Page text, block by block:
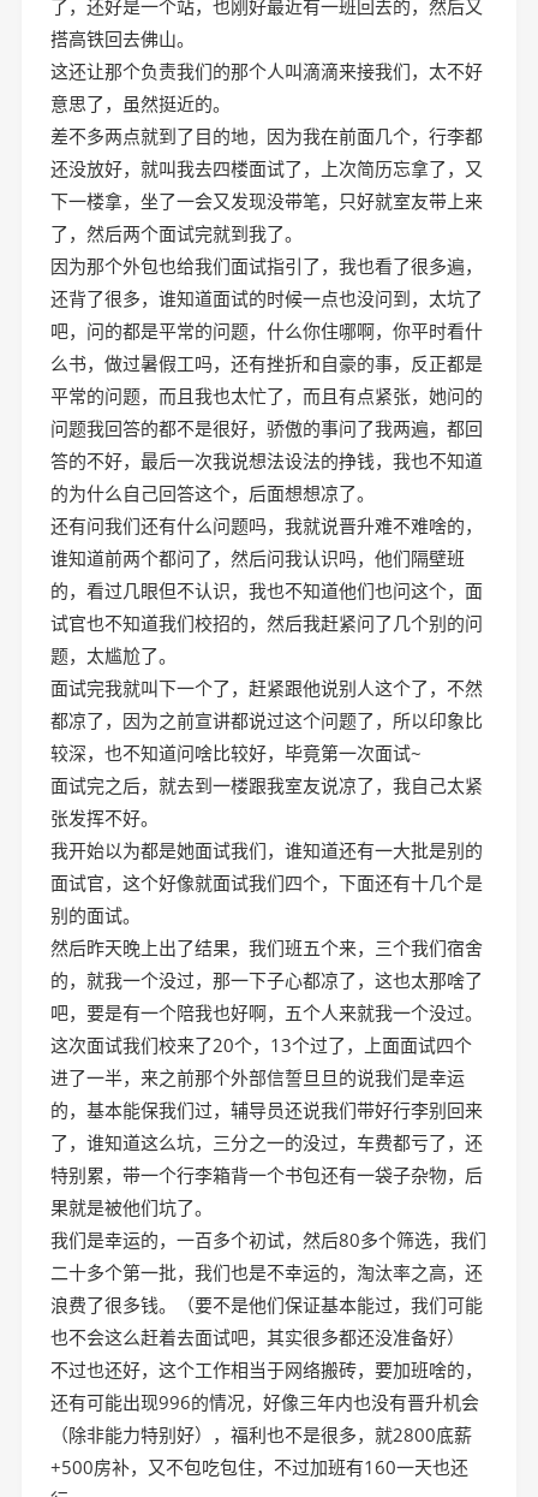
了，还好是一个站，也刚好最近有一班回去的，然后又
搭高铁回去佛山。
这还让那个负责我们的那个人叫滴滴来接我们，太不好
意思了，虽然挺近的。
差不多两点就到了目的地，因为我在前面几个，行李都
还没放好，就叫我去四楼面试了，上次简历忘拿了，又
下一楼拿，坐了一会又发现没带笔，只好就室友带上来
了，然后两个面试完就到我了。
因为那个外包也给我们面试指引了，我也看了很多遍，
还背了很多，谁知道面试的时候一点也没问到，太坑了
吧，问的都是平常的问题，什么你住哪啊，你平时看什
么书，做过暑假工吗，还有挫折和自豪的事，反正都是
平常的问题，而且我也太忙了，而且有点紧张，她问的
问题我回答的都不是很好，骄傲的事问了我两遍，都回
答的不好，最后一次我说想法设法的挣钱，我也不知道
的为什么自己回答这个，后面想想凉了。
还有问我们还有什么问题吗，我就说晋升难不难啥的，
谁知道前两个都问了，然后问我认识吗，他们隔壁班
的，看过几眼但不认识，我也不知道他们也问这个，面
试官也不知道我们校招的，然后我赶紧问了几个别的问
题，太尴尬了。
面试完我就叫下一个了，赶紧跟他说别人这个了，不然
都凉了，因为之前宣讲都说过这个问题了，所以印象比
较深，也不知道问啥比较好，毕竟第一次面试~
面试完之后，就去到一楼跟我室友说凉了，我自己太紧
张发挥不好。
我开始以为都是她面试我们，谁知道还有一大批是别的
面试官，这个好像就面试我们四个，下面还有十几个是
别的面试。
然后昨天晚上出了结果，我们班五个来，三个我们宿舍
的，就我一个没过，那一下子心都凉了，这也太那啥了
吧，要是有一个陪我也好啊，五个人来就我一个没过。
这次面试我们校来了20个，13个过了，上面面试四个
进了一半，来之前那个外部信誓旦旦的说我们是幸运
的，基本能保我们过，辅导员还说我们带好行李别回来
了，谁知道这么坑，三分之一的没过，车费都亏了，还
特别累，带一个行李箱背一个书包还有一袋子杂物，后
果就是被他们坑了。
我们是幸运的，一百多个初试，然后80多个筛选，我们
二十多个第一批，我们也是不幸运的，淘汰率之高，还
浪费了很多钱。（要不是他们保证基本能过，我们可能
也不会这么赶着去面试吧，其实很多都还没准备好）
不过也还好，这个工作相当于网络搬砖，要加班啥的，
还有可能出现996的情况，好像三年内也没有晋升机会
（除非能力特别好），福利也不是很多，就2800底薪
+500房补，又不包吃包住，不过加班有160一天也还